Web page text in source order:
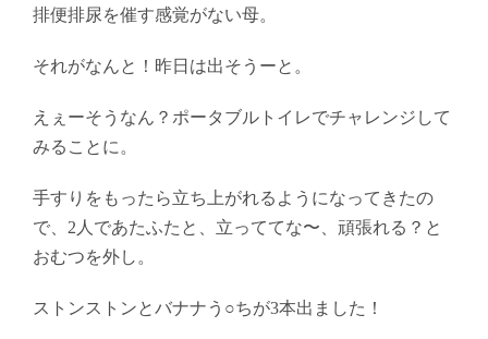
排便排尿を催す感覚がない母。
それがなんと！昨日は出そうーと。
えぇーそうなん？ポータブルトイレでチャレンジして
みることに。
手すりをもったら立ち上がれるようになってきたの
で、2人であたふたと、立っててな〜、頑張れる？と
おむつを外し。
ストンストンとバナナう○ちが3本出ました！